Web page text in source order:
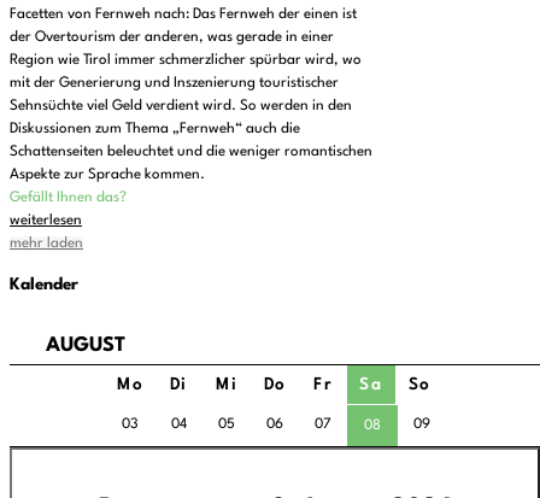
Facetten von Fernweh nach: Das Fernweh der einen ist
der Overtourism der anderen, was gerade in einer
Region wie Tirol immer schmerzlicher spürbar wird, wo
mit der Generierung und Inszenierung touristischer
Sehnsüchte viel Geld verdient wird. So werden in den
Diskussionen zum Thema „Fernweh“ auch die
Schattenseiten beleuchtet und die weniger romantischen
Aspekte zur Sprache kommen.
Gefällt Ihnen das?
weiterlesen
mehr laden
Kalender
AUGUST
Mo Di Mi Do Fr Sa So
03 04 05 06 07 08 09